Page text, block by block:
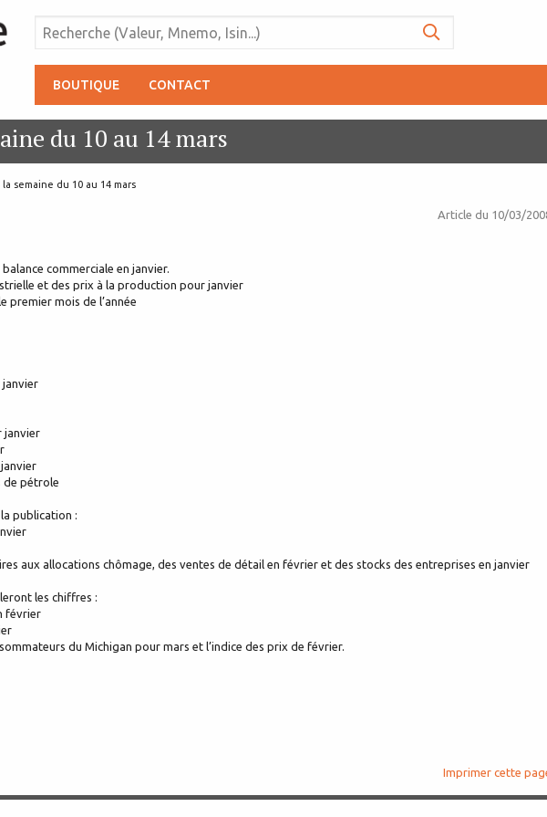
BOUTIQUE CONTACT
du 10 au 14 mars
semaine du 10 au 14 mars
Article du 10/03/
commerciale en janvier.
et des prix à la production pour janvier
premier mois de l’année
janvier
janvier
de pétrole
publication :
aux allocations chômage, des ventes de détail en février et des stocks des entreprises en janvier
les chiffres :
février
du Michigan pour mars et l’indice des prix de février.
Imprimer cette